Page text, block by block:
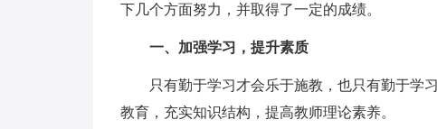
下几个方面努力，并取得了一定的成绩。
一、加强学习，提升素质
只有勤于学习才会乐于施教，也只有勤于学
教育，充实知识结构，提高教师理论素养。